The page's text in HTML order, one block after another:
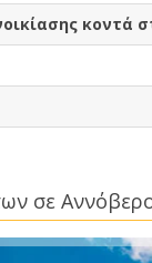
κοντά
σε